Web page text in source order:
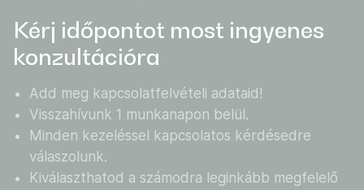
Kérj időpontot most ingyenes
konzultációra
Add meg kapcsolatfelvételi adataid!
Visszahívunk 1 munkanapon belül.
Minden kezeléssel kapcsolatos kérdésedre
válaszolunk.
Kiválaszthatod a számodra leginkább megfelelő